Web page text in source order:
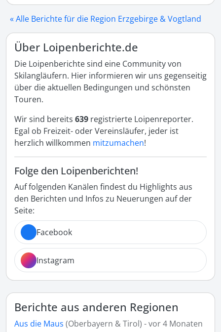
« Alle Berichte für die Region Erzgebirge & Vogtland
Über Loipenberichte.de
Die Loipenberichte sind eine Community von
Skilangläufern. Hier informieren wir uns gegenseitig
über die aktuellen Bedingungen und schönsten
Touren.
Wir sind bereits 639 registrierte Loipenreporter.
Egal ob Freizeit- oder Vereinsläufer, jeder ist
herzlich willkommen mitzumachen!
Folge den Loipenberichten!
Auf folgenden Kanälen findest du Highlights aus
den Berichten und Infos zu Neuerungen auf der
Seite:
Facebook
Instagram
Berichte aus anderen Regionen
Aus die Maus (Oberbayern & Tirol) - vor 4 Monaten